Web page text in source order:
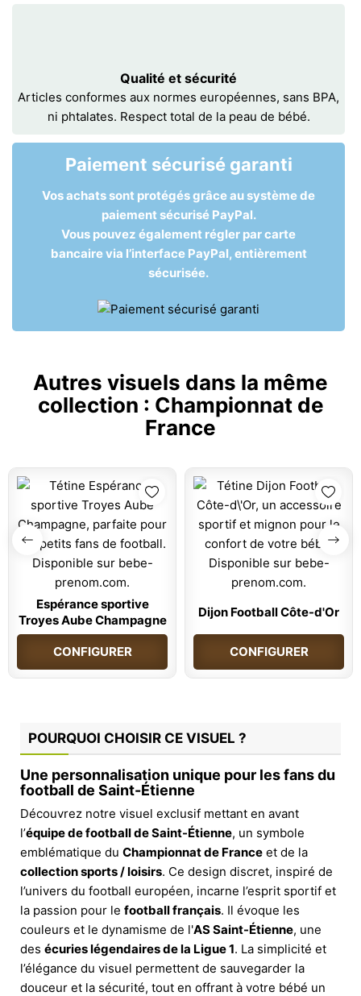
Qualité et sécurité
Articles conformes aux normes européennes, sans BPA,
ni phtalates. Respect total de la peau de bébé.
Paiement sécurisé garanti
Vos achats sont protégés grâce au système de
paiement sécurisé PayPal.
Vous pouvez également régler par carte
bancaire via l’interface PayPal, entièrement
sécurisée.
Autres visuels dans la même
collection : Championnat de
France
Espérance sportive
Troyes Aube Champagne
CONFIGURER
Dijon Football Côte-d'Or
CONFIGURER
POURQUOI CHOISIR CE VISUEL ?
Une personnalisation unique pour les fans du
football de Saint-Étienne
Découvrez notre visuel exclusif mettant en avant
l’équipe de football de Saint-Étienne, un symbole
emblématique du Championnat de France et de la
collection sports / loisirs. Ce design discret, inspiré de
l’univers du football européen, incarne l’esprit sportif et
la passion pour le football français. Il évoque les
couleurs et le dynamisme de l'AS Saint-Étienne, une
des écuries légendaires de la Ligue 1. La simplicité et
l’élégance du visuel permettent de sauvegarder la
douceur et la sécurité, tout en offrant à votre bébé un